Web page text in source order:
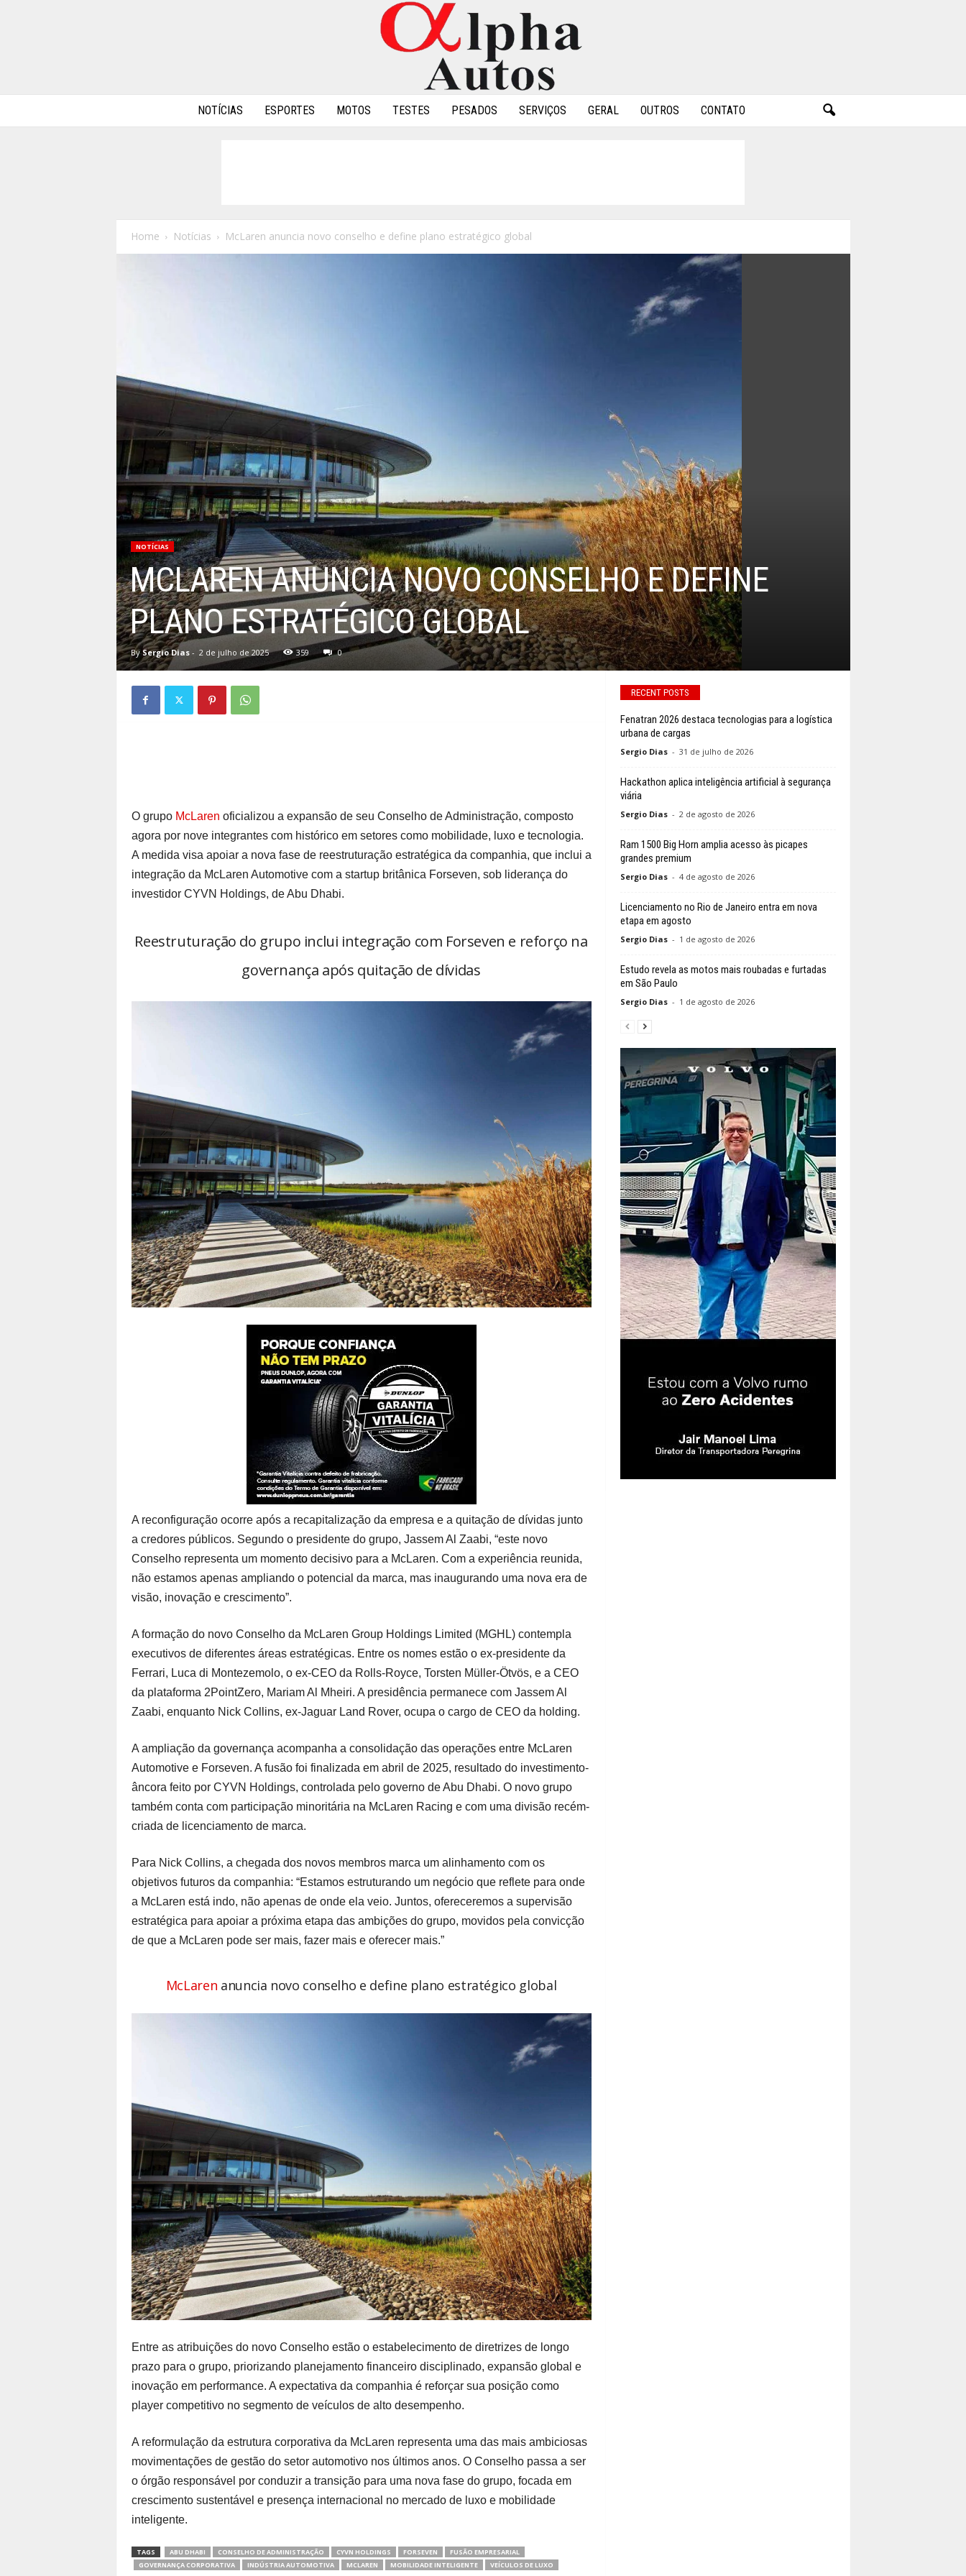
NOTÍCIAS ESPORTES MOTOS TESTES PESADOS SERVIÇOS GERAL OUTROS CONTATO
Home Notícias McLaren anuncia novo conselho e define plano estratégico global
NOTÍCIAS
MCLAREN ANUNCIA NOVO CONSELHO E DEFINE
PLANO ESTRATÉGICO GLOBAL
By Sergio Dias- 2 de julho de 2025 359 0
O grupo McLaren oficializou a expansão de seu Conselho de Administração, composto
agora por nove integrantes com histórico em setores como mobilidade, luxo e tecnologia.
A medida visa apoiar a nova fase de reestruturação estratégica da companhia, que inclui a
integração da McLaren Automotive com a startup britânica Forseven, sob liderança do
investidor CYVN Holdings, de Abu Dhabi.
Reestruturação do grupo inclui integração com Forseven e reforço na
governança após quitação de dívidas
A reconfiguração ocorre após a recapitalização da empresa e a quitação de dívidas junto
a credores públicos. Segundo o presidente do grupo, Jassem Al Zaabi, “este novo
Conselho representa um momento decisivo para a McLaren. Com a experiência reunida,
não estamos apenas ampliando o potencial da marca, mas inaugurando uma nova era de
visão, inovação e crescimento”.
A formação do novo Conselho da McLaren Group Holdings Limited (MGHL) contempla
executivos de diferentes áreas estratégicas. Entre os nomes estão o ex-presidente da
Ferrari, Luca di Montezemolo, o ex-CEO da Rolls-Royce, Torsten Müller-Ötvös, e a CEO
da plataforma 2PointZero, Mariam Al Mheiri. A presidência permanece com Jassem Al
Zaabi, enquanto Nick Collins, ex-Jaguar Land Rover, ocupa o cargo de CEO da holding.
A ampliação da governança acompanha a consolidação das operações entre McLaren
Automotive e Forseven. A fusão foi finalizada em abril de 2025, resultado do investimento-
âncora feito por CYVN Holdings, controlada pelo governo de Abu Dhabi. O novo grupo
também conta com participação minoritária na McLaren Racing e com uma divisão recém-
criada de licenciamento de marca.
Para Nick Collins, a chegada dos novos membros marca um alinhamento com os
objetivos futuros da companhia: “Estamos estruturando um negócio que reflete para onde
a McLaren está indo, não apenas de onde ela veio. Juntos, ofereceremos a supervisão
estratégica para apoiar a próxima etapa das ambições do grupo, movidos pela convicção
de que a McLaren pode ser mais, fazer mais e oferecer mais.”
McLaren anuncia novo conselho e define plano estratégico global
Entre as atribuições do novo Conselho estão o estabelecimento de diretrizes de longo
prazo para o grupo, priorizando planejamento financeiro disciplinado, expansão global e
inovação em performance. A expectativa da companhia é reforçar sua posição como
player competitivo no segmento de veículos de alto desempenho.
A reformulação da estrutura corporativa da McLaren representa uma das mais ambiciosas
movimentações de gestão do setor automotivo nos últimos anos. O Conselho passa a ser
o órgão responsável por conduzir a transição para uma nova fase do grupo, focada em
crescimento sustentável e presença internacional no mercado de luxo e mobilidade
inteligente.
TAGS ABU DHABI CONSELHO DE ADMINISTRAÇÃO CYVN HOLDINGS FORSEVEN
FUSÃO EMPRESARIAL
GOVERNANÇA CORPORATIVA
INDÚSTRIA AUTOMOTIVA MCLAREN MOBILIDADE INTELIGENTE VEÍCULOS DE LUXO
RECENT POSTS
Fenatran 2026 destaca tecnologias para a logística
urbana de cargas
Sergio Dias - 31 de julho de 2026
Hackathon aplica inteligência artificial à segurança
viária
Sergio Dias - 2 de agosto de 2026
Ram 1500 Big Horn amplia acesso às picapes
grandes premium
Sergio Dias - 4 de agosto de 2026
Licenciamento no Rio de Janeiro entra em nova
etapa em agosto
Sergio Dias - 1 de agosto de 2026
Estudo revela as motos mais roubadas e furtadas
em São Paulo
Sergio Dias - 1 de agosto de 2026